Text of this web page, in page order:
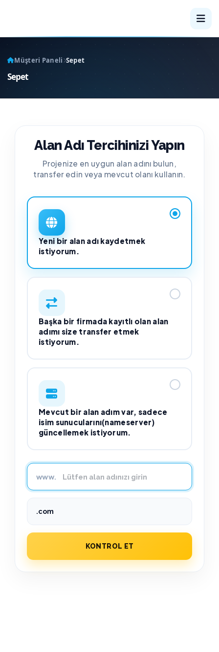
Müşteri Paneli Sepet
Sepet
Alan Adı Tercihinizi Yapın
Projenize en uygun alan adını bulun,
transfer edin veya mevcut olanı kullanın.
Yeni bir alan adı kaydetmek
istiyorum.
Başka bir firmada kayıtlı olan alan
adımı size transfer etmek
istiyorum.
Mevcut bir alan adım var, sadece
isim sunucularını(nameserver)
güncellemek istiyorum.
KONTROL ET